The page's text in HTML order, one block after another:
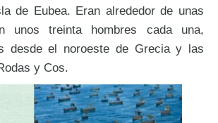
de Eubea. Eran alrededor de unas
unos treinta hombres cada una,
desde el noroeste de Grecia y las
y Cos.